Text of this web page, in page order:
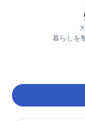
暮らしを